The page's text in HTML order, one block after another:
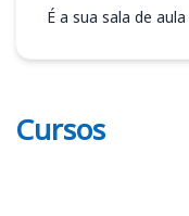
É a sua sala de aula
Cursos